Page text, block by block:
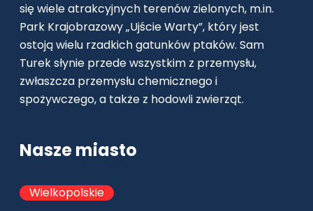
się wiele atrakcyjnych terenów zielonych, m.in.
Park Krajobrazowy „Ujście Warty”, który jest
ostoją wielu rzadkich gatunków ptaków. Sam
Turek słynie przede wszystkim z przemysłu,
zwłaszcza przemysłu chemicznego i
spożywczego, a także z hodowli zwierząt.
Nasze miasto
Wielkopolskie